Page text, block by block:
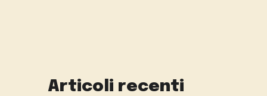
Articoli recenti